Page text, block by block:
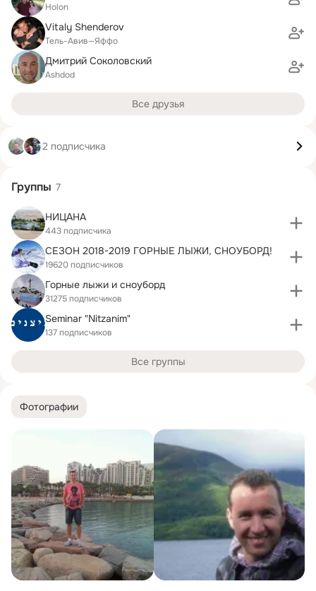
Фотографии
Holon
Vitaly Shenderov
Тель-Авив—Яффо
Дмитрий Соколовский
Ashdod
Все друзья
2 подписчика
Группы 7
НИЦАНА
443 подписчика
СЕЗОН 2018-2019 ГОРНЫЕ ЛЫЖИ, СНОУБОРД!
19620 подписчиков
Горные лыжи и сноуборд
31275 подписчиков
Seminar "Nitzanim"
137 подписчиков
Все группы